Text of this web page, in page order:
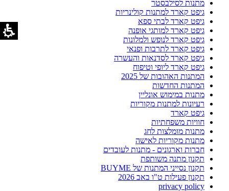
מתנות לסילבסטר
גיפט קארד למתנות קולינריות
גיפט קארד לבתי ספא
גיפט קארד למותגי אופנה
גיפט קארד לנופש ולמלונות
גיפט קארד לתרבות ופנאי
גיפט קארד לסדנאות והעשרה
גיפט קארד ליופי וטיפוח
המתנות האהובות של 2025
המתנות החדשות
מתנות במימוש אונליין
רעיונות למתנות מקוריות
גיפט קארד
חוויות משפחתיות
מתנות מומלצות לחג
מתנות מקוריות לאישה
חברות וארגונים - מתנות לעובדים
תקנון מתנה משותפת
תקנון נסייני המתנות של BUYME
תקנון פעילות ט"ו באב 2026
privacy policy